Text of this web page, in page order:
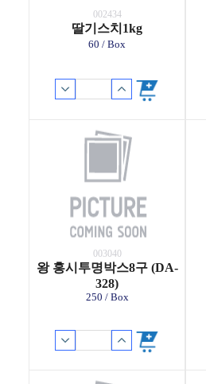
002434
딸기스치1kg
60 / Box
003040
왕 홍시투명박스8구 (DA-
328)
250 / Box